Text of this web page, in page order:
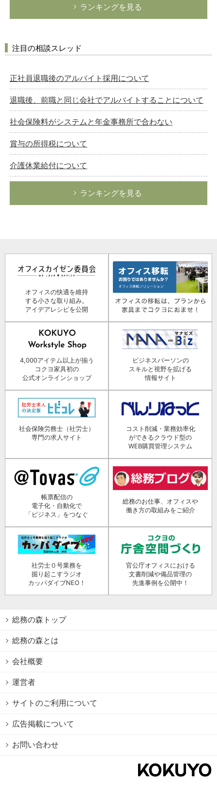
ランキングを見る
注目の相談スレッド
正社員退職後のアルバイト採用について
退職後、前職と同じ会社でアルバイトすることについて
社会保険料がシステムと年金事務所で合わない
賞与の所得税について
介護休業給付について
ランキングを見る
オフィスの快適を維持
する小さな取り組み。
アイデアレシピを公開
4,000アイテム以上が揃う
コクヨ家具初の
公式オンラインショップ
ビジネスパーソンの
スキルと視野を拡げる
情報サイト
社会保険労務士（社労士）
専門の求人サイト
コスト削減・業務効率化
ができるクラウド型の
WEB購買管理システム
帳票配信の
電子化・自動化で
「ビジネス」をつなぐ
総務のお仕事、オフィスや
働き方の取組みをご紹介
社労士０号業務を
掘り起こすラジオ
カッパダイブNEO！
官公庁オフィスにおける
文書削減や備品管理の
先進事例を公開中！
総務の森トップ
総務の森とは
会社概要
運営者
サイトのご利用について
広告掲載について
お問い合わせ